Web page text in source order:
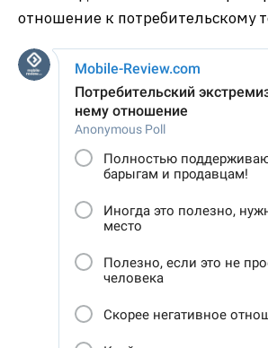
отношение к потребительскому